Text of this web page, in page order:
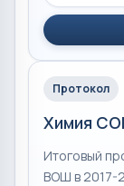
Протокол
Химия
Итоговый
ВОШ в 2017-